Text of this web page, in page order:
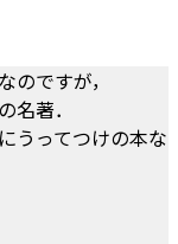
ですが，
著．
うってつけの本な